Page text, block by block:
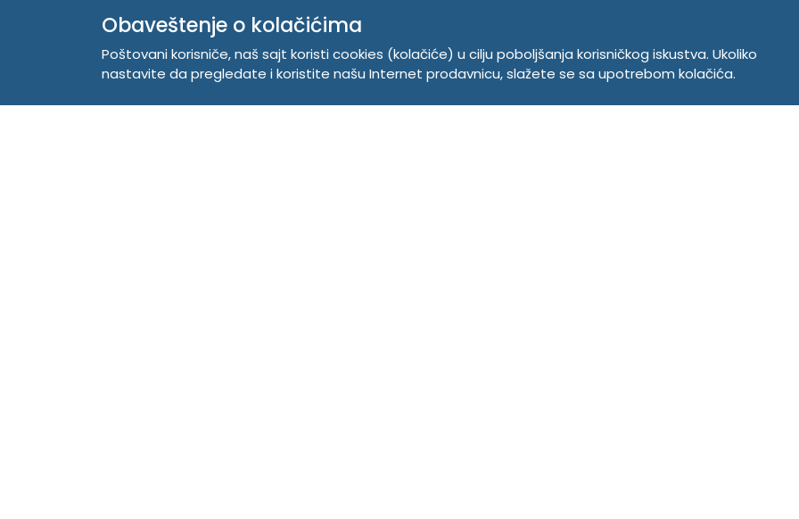
TEMPUS DOO
Trg Komenskog 2, 21000
INFORMACIJE
Politika o kolačićima
Obaveštenje o kolačićima
Poštovani korisniče, naš sajt koristi cookies (kolačiće) u cilju poboljšanja korisničkog iskustva. Ukoliko
nastavite da pregledate i koristite našu Internet prodavnicu, slažete se sa upotrebom kolačića.